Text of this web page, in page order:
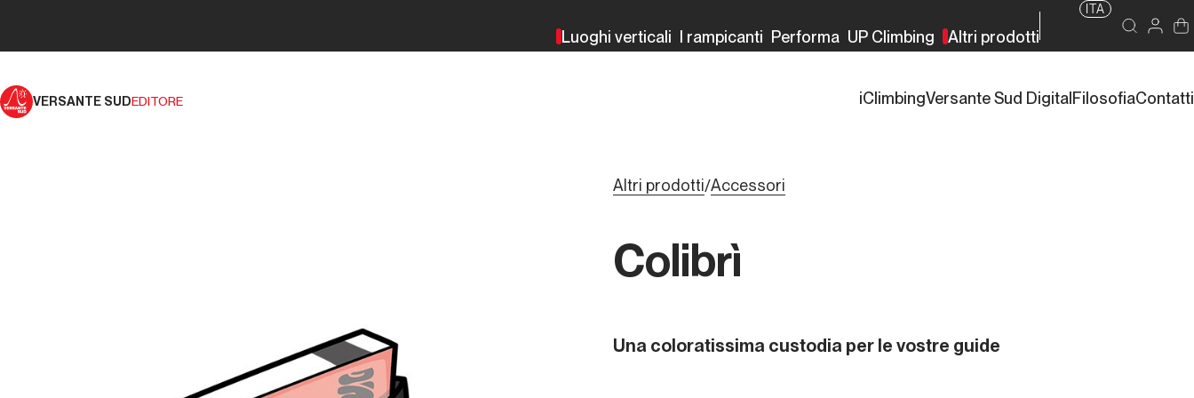
Luoghi verticali I rampicanti Performa UP Climbing Altri prodotti
ITA
VERSANTE SUDEDITORE iClimbingVersante Sud Digital FilosofiaContatti
Altri prodotti/Accessori
Colibrì
Una coloratissima custodia per le vostre guide